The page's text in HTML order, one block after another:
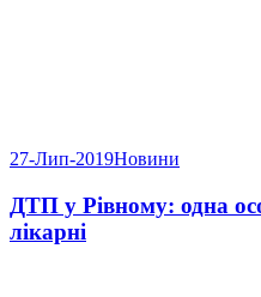
27-Лип-2019Новини
ДТП у Рівному: одна
лікарні